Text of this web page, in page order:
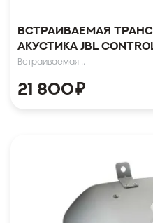
Встраиваемая
акустика JBL
Встраиваемая ..
21 800₽